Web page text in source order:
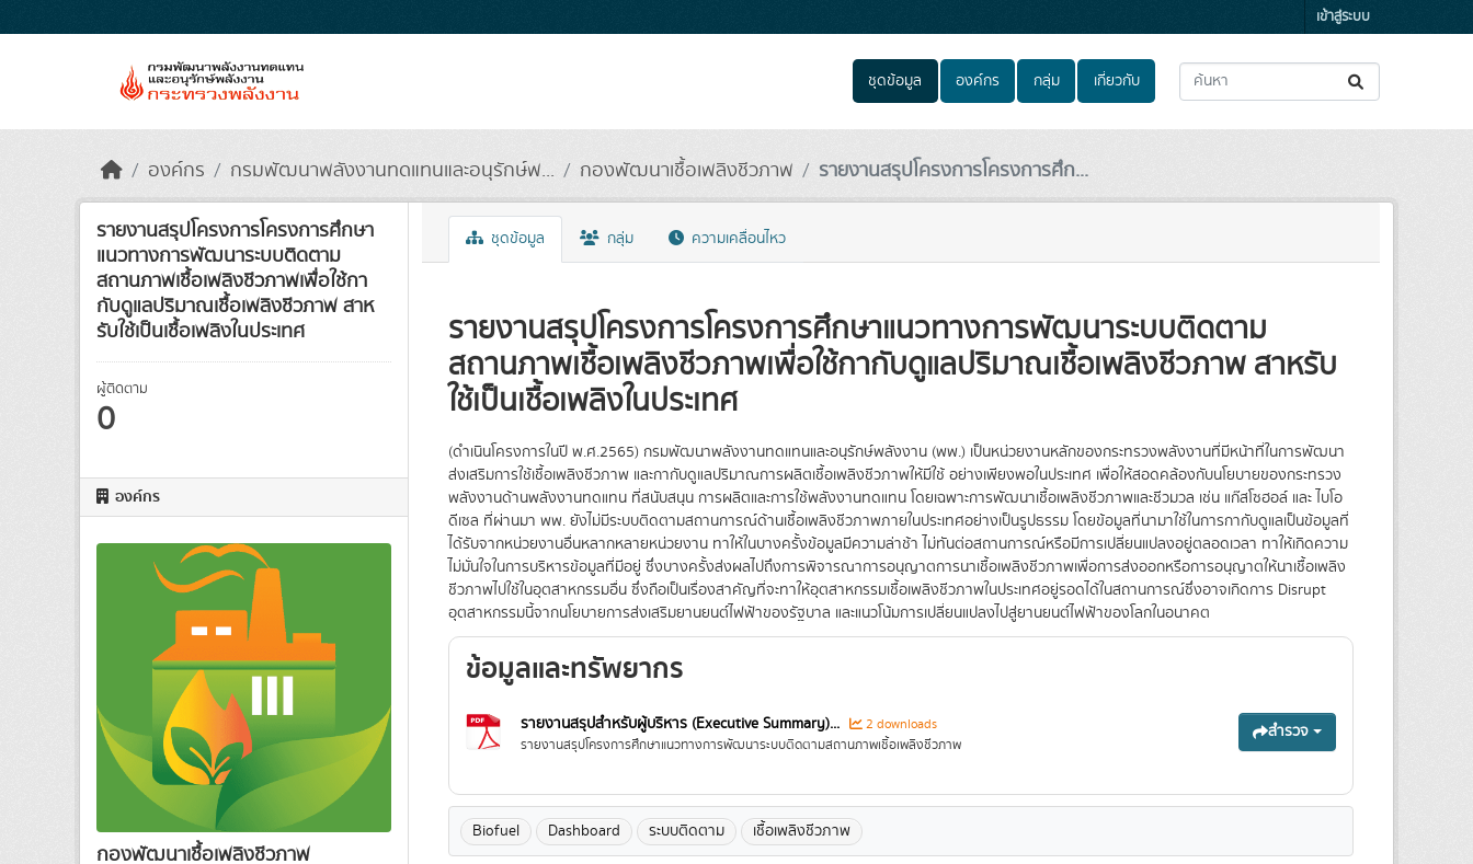
เข้าสู่ระบบ
ชุดข้อมูล องค์กร กลุ่ม เกี่ยวกับ
องค์กร กรมพัฒนาพลังงานทดแทนและอนุรักษ์พ... กองพัฒนาเชื้อเพลิงชีวภาพ รายงานสรุปโครงการโครงการศึก...
รายงานสรุปโครงการโครงการศึกษา
แนวทางการพัฒนาระบบติดตาม
สถานภาพเชื้อเพลิงชีวภาพเพื่อใช้กา
กับดูแลปริมาณเชื้อเพลิงชีวภาพ สาห
รับใช้เป็นเชื้อเพลิงในประเทศ
ผู้ติดตาม
0
องค์กร
กองพัฒนาเชื้อเพลิงชีวภาพ
ชุดข้อมูล กลุ่ม ความเคลื่อนไหว
รายงานสรุปโครงการโครงการศึกษาแนวทางการพัฒนาระบบติดตาม
สถานภาพเชื้อเพลิงชีวภาพเพื่อใช้กากับดูแลปริมาณเชื้อเพลิงชีวภาพ สาหรับ
ใช้เป็นเชื้อเพลิงในประเทศ
(ดำเนินโครงการในปี พ.ศ.2565) กรมพัฒนาพลังงานทดแทนและอนุรักษ์พลังงาน (พพ.) เป็นหน่วยงานหลักของกระทรวงพลังงานที่มีหน้าที่ในการพัฒนา
ส่งเสริมการใช้เชื้อเพลิงชีวภาพ และกากับดูแลปริมาณการผลิตเชื้อเพลิงชีวภาพให้มีใช้ อย่างเพียงพอในประเทศ เพื่อให้สอดคล้องกับนโยบายของกระทรวง
พลังงานด้านพลังงานทดแทน ที่สนับสนุน การผลิตและการใช้พลังงานทดแทน โดยเฉพาะการพัฒนาเชื้อเพลิงชีวภาพและชีวมวล เช่น แก๊สโซฮอล์ และ ไบโอ
ดีเซล ที่ผ่านมา พพ. ยังไม่มีระบบติดตามสถานการณ์ด้านเชื้อเพลิงชีวภาพภายในประเทศอย่างเป็นรูปธรรม โดยข้อมูลที่นามาใช้ในการกากับดูแลเป็นข้อมูลที่
ได้รับจากหน่วยงานอื่นหลากหลายหน่วยงาน ทาให้ในบางครั้งข้อมูลมีความล่าช้า ไม่ทันต่อสถานการณ์หรือมีการเปลี่ยนแปลงอยู่ตลอดเวลา ทาให้เกิดความ
ไม่มั่นใจในการบริหารข้อมูลที่มีอยู่ ซึ่งบางครั้งส่งผลไปถึงการพิจารณาการอนุญาตการนาเชื้อเพลิงชีวภาพเพื่อการส่งออกหรือการอนุญาตให้นาเชื้อเพลิง
ชีวภาพไปใช้ในอุตสาหกรรมอื่น ซึ่งถือเป็นเรื่องสาคัญที่จะทาให้อุตสาหกรรมเชื้อเพลิงชีวภาพในประเทศอยู่รอดได้ในสถานการณ์ซึ่งอาจเกิดการ Disrupt
อุตสาหกรรมนี้จากนโยบายการส่งเสริมยานยนต์ไฟฟ้าของรัฐบาล และแนวโน้มการเปลี่ยนแปลงไปสู่ยานยนต์ไฟฟ้าของโลกในอนาคต
ข้อมูลและทรัพยากร
รายงานสรุปสำหรับผู้บริหาร (Executive Summary)...
2 downloads
รายงานสรุปโครงการศึกษาแนวทางการพัฒนาระบบติดตามสถานภาพเชื้อเพลิงชีวภาพ
สำรวจ
Biofuel Dashboard ระบบติดตาม เชื้อเพลิงชีวภาพ